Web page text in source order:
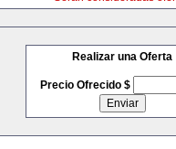
Realizar una Oferta
Precio Ofrecido $